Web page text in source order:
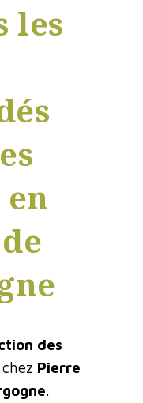
les
des
chez Pierre
.